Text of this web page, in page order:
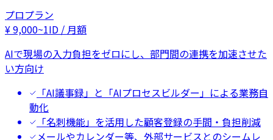
プロプラン
¥9,000~1ID / 月額
AIで現場の入力負担をゼロにし、部門間の連携を加速させた
い方向け
「AI議事録」と「AIプロセスビルダー」による業務自
動化
「名刺機能」を活用した顧客登録の手間・負担削減
メールやカレンダー等、外部サービスとのシームレ